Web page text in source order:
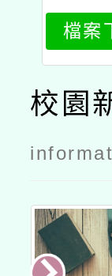
科技
理114
份教
課程
檔案
校園